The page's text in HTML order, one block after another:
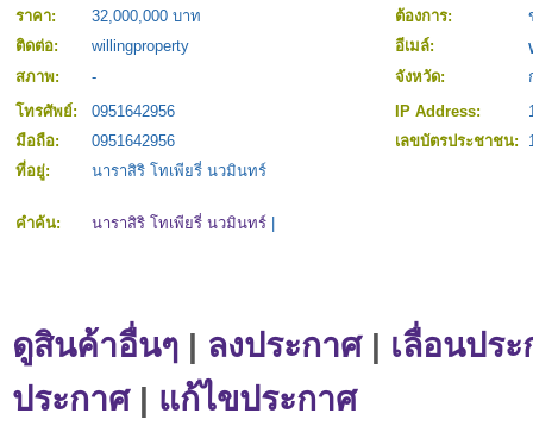
ราคา:
32,000,000 บาท ต้องการ:
ติดต่อ:
willingproperty
อีเมล์:
สภาพ:
- จังหวัด:
โทรศัพย์:
0951642956 IP Address:
มือถือ:
0951642956 เลขบัตรประชาชน:
ที่อยู่:
นาราสิริ โทเพียรี่ นวมินทร์
คำค้น: นาราสิริ โทเพียรี่ นวมินทร์
ดูสินค้าอื่นๆ | ลงประกาศ| เลื่อนปร
ประกาศ| แก้ไขประกาศ